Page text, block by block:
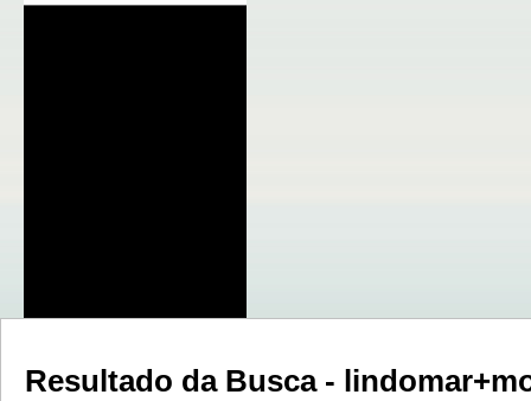
Resultado da Busca -